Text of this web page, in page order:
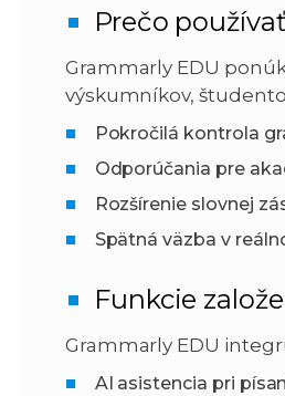
Prečo
Grammarly EDU
výskumníkov,
Pokročilá kontrola
Odporúčania pre
Rozšírenie slovnej
Spätná väzba v
Funkcie
Grammarly EDU
AI asistencia pri